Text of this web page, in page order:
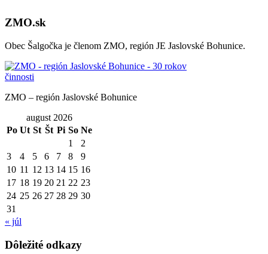
ZMO.sk
Obec Šalgočka je členom ZMO, región JE Jaslovské Bohunice.
ZMO – región Jaslovské Bohunice
august 2026
Po Ut St Št Pi So Ne
1
2
3
4 5 6 7 8
9
10 11 12 13 14 15 16
17 18 19 20 21 22 23
24 25 26 27 28 29 30
31
« júl
Dôležité odkazy